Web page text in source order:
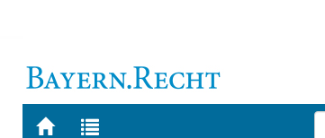
Zur
Zur